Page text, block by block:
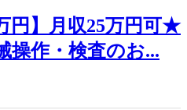
円】月収25万円可★
操作・検査のお...